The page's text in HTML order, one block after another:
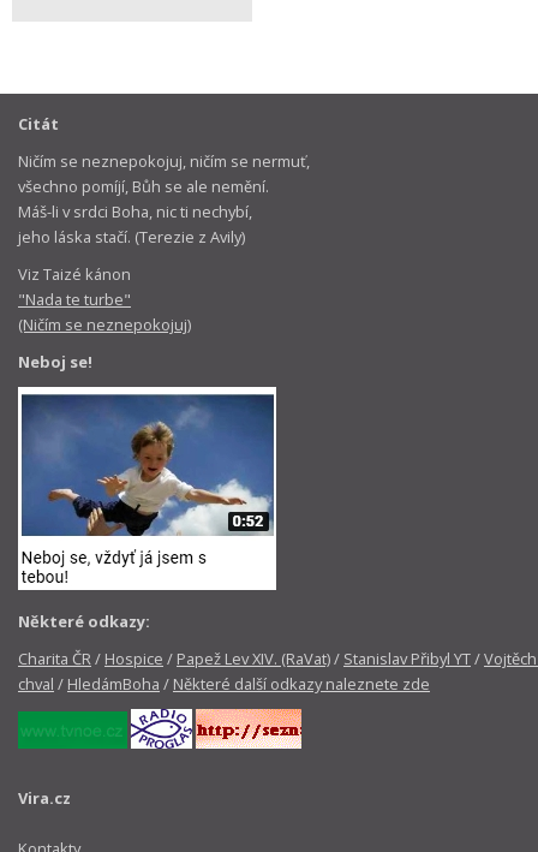
Citát
Ničím se neznepokojuj, ničím se nermuť,
všechno pomíjí, Bůh se ale nemění.
Máš-li v srdci Boha, nic ti nechybí,
jeho láska stačí. (Terezie z Avily)
Viz Taizé kánon
"Nada te turbe"
(Ničím se neznepokojuj)
Neboj se!
Některé odkazy:
Charita ČR/ Hospice / Papež Lev XIV. (RaVat)/ Stanislav Přibyl YT/
chval / HledámBoha / Některé další odkazy naleznete zde
Vira.cz